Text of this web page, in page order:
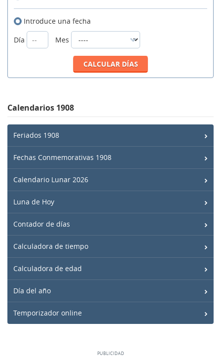
Introduce una fecha
Día
Mes
Calendarios 1908
Feriados 1908
Fechas Conmemorativas 1908
Calendario Lunar 2026
Luna de Hoy
Contador de días
Calculadora de tiempo
Calculadora de edad
Día del año
Temporizador online